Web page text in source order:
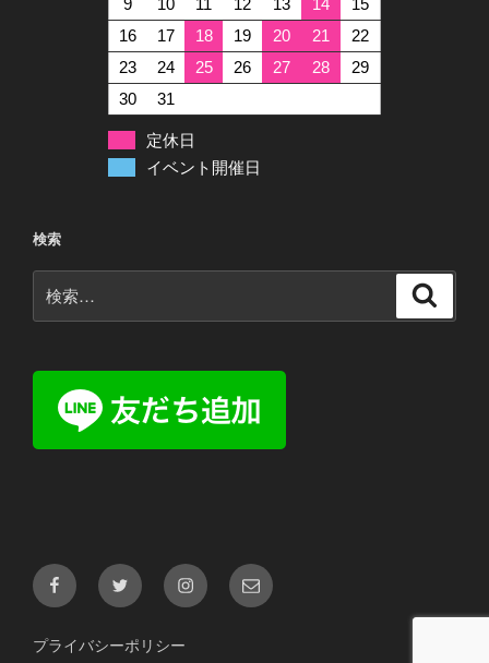
16
17 18 19 20 21
22
23
24 25 26 27 28
29
30
31
定休日
イベント開催日
検索
索:
FacebookTwitter Instagramメ
ー
プライバシーポリシー